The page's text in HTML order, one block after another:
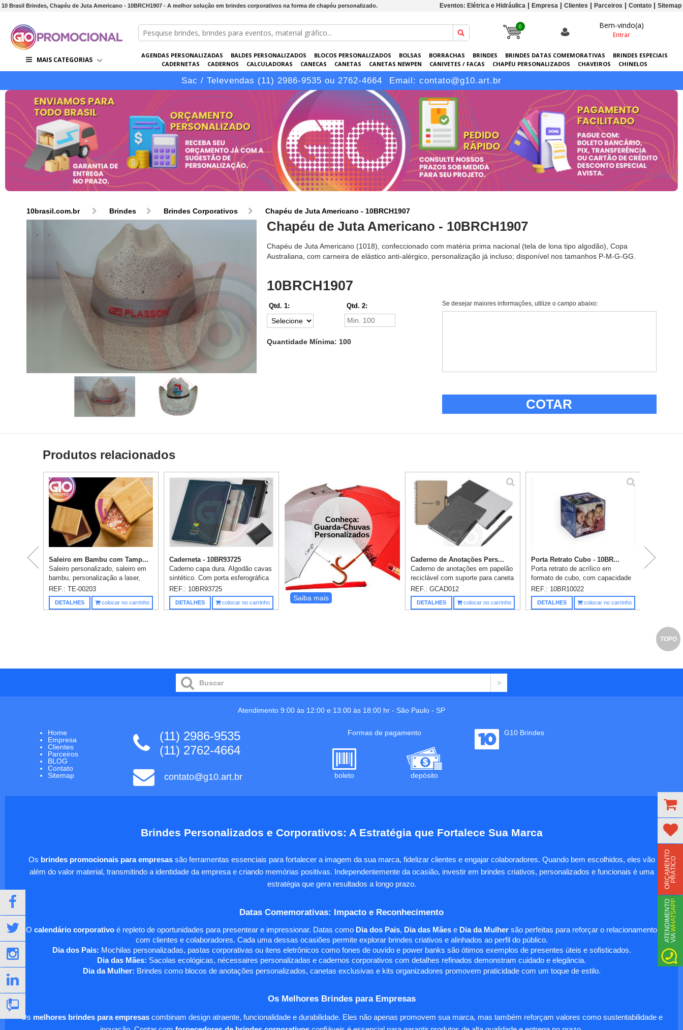
10 Brasil Brindes, Chapéu de Juta Americano - 10BRCH1907 - A melhor solução em brindes corporativos na forma de chapéu personalizado. Eventos: Elétrica e Hidráulica Empresa Clientes Parceiros Contato Sitemap
0 Bem-vindo(a)
Entrar
MAIS CATEGORIAS
AGENDAS PERSONALIZADAS BALDES PERSONALIZADOS BLOCOS PERSONALIZADOS BOLSAS BORRACHAS BRINDES BRINDES DATAS COMEMORATIVAS
BRINDES ESPECIAIS
CADERNETAS
CADERNOS CALCULADORAS CANECAS CANETAS CANETAS NEWPEN CANIVETES / FACAS CHAPÉU PERSONALIZADOS CHAVEIROS
CHINELOS
CONJUNTOS DE BRINDES
COPOS ELETRÔNICOS EMBALAGENS ESCRITÓRIO EVENTOS GARRAFAS PERSONALIZADAS GRÁFICA GUARDA-CHUVAS KITS
LANÇAMENTOS
LÁPIS
Sac / Televendas (11) 2986-9535 ou 2762-4664 Email: contato@g10.art.br
10brasil.com.br Brindes Brindes Corporativos Chapéu de Juta Americano - 10BRCH1907
Chapéu de Juta Americano - 10BRCH1907
Chapéu de Juta Americano (1018), confeccionado com matéria prima nacional (tela de lona tipo algodão), Copa
Australiana, com carneira de elástico anti-alérgico, personalização já incluso; disponível nos tamanhos P-M-G-GG.
10BRCH1907
Qtd. 1: Qtd. 2:
Quantidade Mínima: 100
Se desejar maiores informações, utilize o campo abaixo:
COTAR
Produtos relacionados
Saleiro em Bambu com Tamp...
Saleiro personalizado, saleiro em
bambu, personalização a laser,
medidas: 11x10,5x8,5cm,
embalado Individualmente em
caixa preta, medidas da
REF.: TE-00203
DETALHES colocar no carrinho
Caderneta - 10BR93725
Caderno capa dura. Algodão cavas
sintético. Com porta esferográfica
e 96 folhas não pautadas cor
marfim. Fornecido em embalagem
de non-woven. 148 x 210 mm ...
REF.: 10BR93725
DETALHES colocar no carrinho
Conheça:
Guarda-Chuvas
Personalizados
Saiba mais
Caderno de Anotações Pers...
Caderno de anotações em papelão
reciclável com suporte para caneta
e miolo de 70 folhas pautadas e
destacáveis. Acompanha caneta
com corpo em papel reciclá...
REF.: GCAD012
DETALHES colocar no carrinho
Porta Retrato Cubo - 10BR...
Porta retrato de acrílico em
formato de cubo, com capacidade
para 6 fotos - Tamanho total CxL):
9 cm x 9 cm. uma gravação já
inclusa. OBS.: As imagens que ...
REF.: 10BR10022
DETALHES colocar no carrinho
TOPO
Atendimento 9:00 às 12:00 e 13:00 às 18:00 hr - São Paulo - SP
Home
Empresa
Clientes
Parceiros
BLOG
Contato
Sitemap
(11) 2986-9535
(11) 2762-4664
contato@g10.art.br
Formas de pagamento
boleto depósito
G10 Brindes
Brindes Personalizados e Corporativos: A Estratégia que Fortalece Sua Marca
Os brindes promocionais para empresassão ferramentas essenciais para fortalecer a imagem da sua marca, fidelizar clientes e engajar colaboradores. Quando bem escolhidos, eles vão
além do valor material, transmitindo a identidade da empresa e criando memórias positivas. Independentemente da ocasião, investir em brindes criativos, personalizados e funcionais é uma
estratégia que gera resultados a longo prazo.
Datas Comemorativas: Impacto e Reconhecimento
O calendário corporativo é repleto de oportunidades para presentear e impressionar. Datas como Dia dos Pais, Dia das Mães e Dia da Mulher são perfeitas para reforçar o relacionamento
com clientes e colaboradores. Cada uma dessas ocasiões permite explorar brindes criativos e alinhados ao perfil do público.
Dia dos Pais: Mochilas personalizadas, pastas corporativas ou itens eletrônicos como fones de ouvido e power banks são ótimos exemplos de presentes úteis e sofisticados.
Dia das Mães: Sacolas ecológicas, nécessaires personalizadas e cadernos corporativos com detalhes refinados demonstram cuidado e elegância.
Dia da Mulher: Brindes como blocos de anotações personalizados, canetas exclusivas e kits organizadores promovem praticidade com um toque de estilo.
Os Melhores Brindes para Empresas
Os melhores brindes para empresascombinam design atraente, funcionalidade e durabilidade. Eles não apenas promovem sua marca, mas também reforçam valores como sustentabilidade e
O
R
Ç
A
M
E
N
T
O
P
R
Á
T
I
CO
A
TE
N
D
I
M
E
N
T
O
V
I
AWHATSAPP